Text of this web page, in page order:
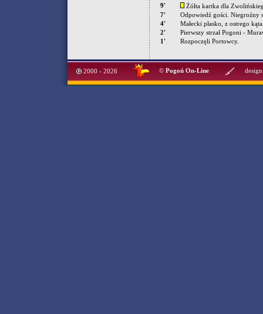
9'
Żółta kartka dla
7'
Odpowiedź gości. Niegroźny
4'
Małecki płasko, z ostrego
2'
Pierwszy strzał Pogoni -
1'
Rozpoczęli Portowcy.
2000 - 2026 © Pogoń On-Line